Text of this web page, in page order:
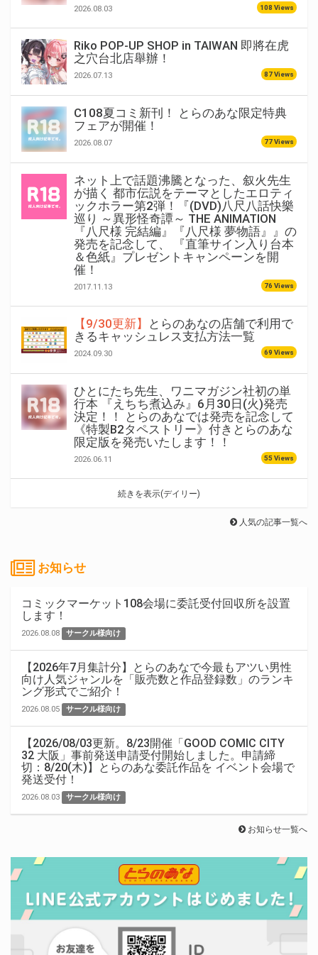
2026.08.03 108 Views
Riko POP-UP SHOP in TAIWAN 即將在虎
之穴台北店舉辦！
2026.07.13 87 Views
C108夏コミ新刊！ とらのあな限定特典
フェアが開催！
2026.08.07 77 Views
ネット上で話題沸騰となった、叙火先生
が描く 都市伝説をテーマとしたエロティ
ックホラー第2弾！『(DVD)八尺八話快樂
巡り ～異形怪奇譚～ THE ANIMATION
『八尺様 完結編』『八尺様 夢物語』』の
発売を記念して、 『直筆サイン入り台本
＆色紙』プレゼントキャンペーンを開
催！
2017.11.13 76 Views
【9/30更新】
とらのあなの店舗で利用で
きるキャッシュレス支払方法一覧
2024.09.30 69 Views
ひとにたち先生、ワニマガジン社初の単
行本 『えちち煮込み』6月30日(火)発売
決定！！ とらのあなでは発売を記念して
《特製B2タペストリー》付きとらのあな
限定版を発売いたします！！
2026.06.11 55 Views
続きを表示(デイリー)
人気の記事一覧へ
お知らせ
コミックマーケット108会場に委託受付回収所を設置
します！
2026.08.08 サークル様向け
【2026年7月集計分】とらのあなで今最もアツい男性
向け人気ジャンルを「販売数と作品登録数」のランキ
ング形式でご紹介！
2026.08.05 サークル様向け
【2026/08/03更新。8/23開催「GOOD COMIC CITY
32 大阪」事前発送申請受付開始しました。申請締
切：8/20(木)】とらのあな委託作品を イベント会場で
発送受付！
2026.08.03 サークル様向け
お知らせ一覧へ